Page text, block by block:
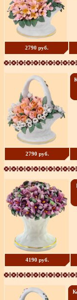
2790 руб.
2790 руб.
4190 руб.